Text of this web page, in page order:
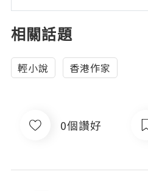
相關話題
輕小說 香港作家
0個讚好